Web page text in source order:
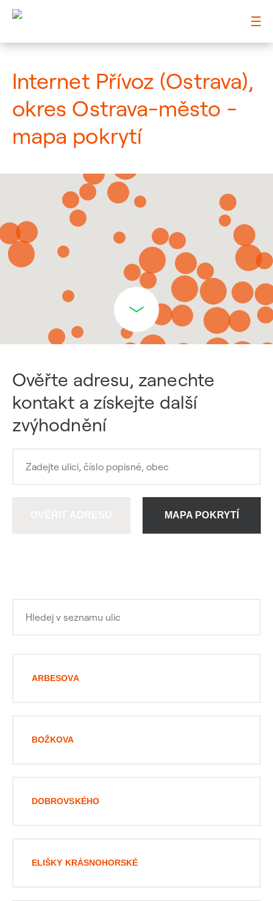
Internet Přívoz (Ostrava),
okres Ostrava-město -
mapa pokrytí
Ověřte adresu, zanechte
kontakt a získejte další
zvýhodnění
MAPA POKRYTÍ
ARBESOVA
BOŽKOVA
DOBROVSKÉHO
ELIŠKY KRÁSNOHORSKÉ
: Mapa pokrytí město